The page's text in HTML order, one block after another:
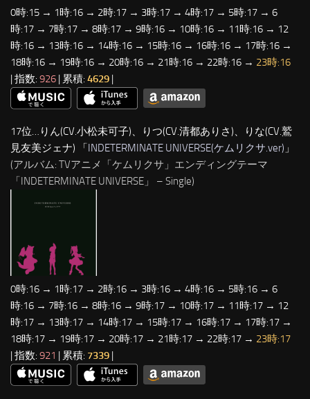
0時:15 → 1時:16 → 2時:17 → 3時:17 → 4時:17 → 5時:17 → 6
時:17 → 7時:17 → 8時:17 → 9時:16 → 10時:16 → 11時:16 → 12
時:16 → 13時:16 → 14時:16 → 15時:16 → 16時:16 → 17時:16 →
18時:16 → 19時:16 → 20時:16 → 21時:16 → 22時:16 → 23時:16
| 指数: 926 | 累積: 4629 |
17位…りん(CV.小松未可子)、りつ(CV.清都ありさ)、りな(CV.鷲
見友美ジェナ) 「INDETERMINATE UNIVERSE(ケムリクサ.ver) 」
(アルバム: TVアニメ「ケムリクサ」エンディングテーマ
「INDETERMINATE UNIVERSE」 – Single)
0時:16 → 1時:17 → 2時:16 → 3時:16 → 4時:16 → 5時:16 → 6
時:16 → 7時:16 → 8時:16 → 9時:17 → 10時:17 → 11時:17 → 12
時:17 → 13時:17 → 14時:17 → 15時:17 → 16時:17 → 17時:17 →
18時:17 → 19時:17 → 20時:17 → 21時:17 → 22時:17 → 23時:17
| 指数: 921 | 累積: 7339 |